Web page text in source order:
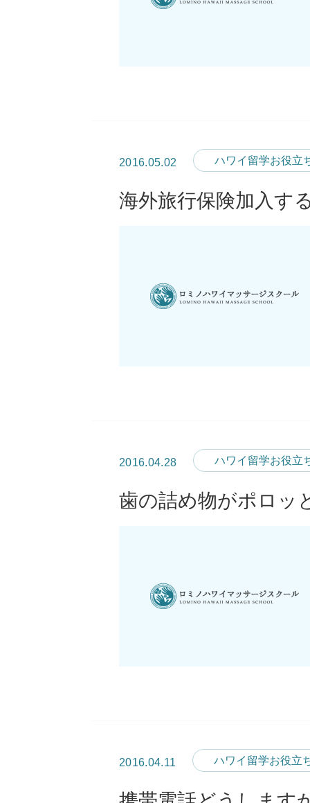
2016.05.02 ハワイ留学お役立
海外旅行保険加入す
2016.04.28 ハワイ留学お役立
歯の詰め物がポロッ
2016.04.11 ハワイ留学お役立